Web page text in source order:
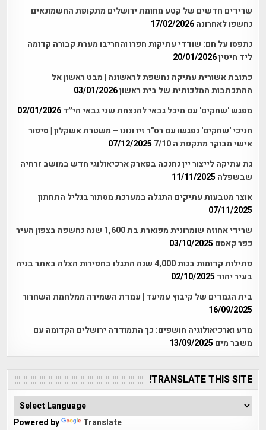
שרידים חדשים של קטע מחומת ירושלים מתקופת החשמונאים
נחשפו לאחרונה 17/02/2026
נתפסו על חם: שודדי עתיקות חפרו והחריבו מערת קבורה קדומה
ליד חיטין20/01/2026
כתובת אשורית עתיקה נחשפת לראשונה | מבט ראשון אל
ההתכתבות המלכותית של בית ראשון03/01/2026
מפגש 'שחקים' עם מיכל גבאי להנצחת שני גבאי הי״ד 02/01/2026
חניכי 'שחקים' נפגשו עם רס"ר זיו ונונו – משטרת אשקלון | סיפור
אישי מבוקר מתקפת ה 7/10
07/12/2025
גת עתיקה לייצור יין נחנכה בפארק ארכיאולוגי חדש במושב זרחיה
שבשפלה 11/11/2025
אוצר מטבעות עתיקים התגלה במערכת מסתור בגליל התחתון
07/11/2025
שרידי אחוזה שומרונית מפוארת בת 1,600 שנה נחשפה בצפון העיר
כפר קאסם 03/10/2025
פתילות קדומות בנות 4,000 שנה התגלו בחפירות הצלה באתר בניה
בעיר יהוד 02/10/2025
בית הגמדים של קיבוץ עמיעד | עמדת השמירה ממלחמת השחרור
16/09/2025
מדע וארכיאולוגיה חושפים: כך התמודדה ירושלים הקדומה עם
משבר מים 13/09/2025
TRANSLATE THIS SITE!
Powered by Translate